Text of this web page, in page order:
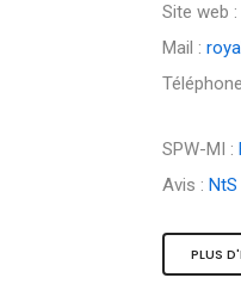
Site web :
Mail :
SPW-MI :
Avis : NtS
PLUS